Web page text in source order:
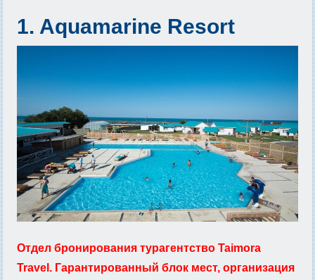
1. Aquamarine Resort
Отдел бронирования турагентство Taimora
Travel. Гарантированный блок мест, организация